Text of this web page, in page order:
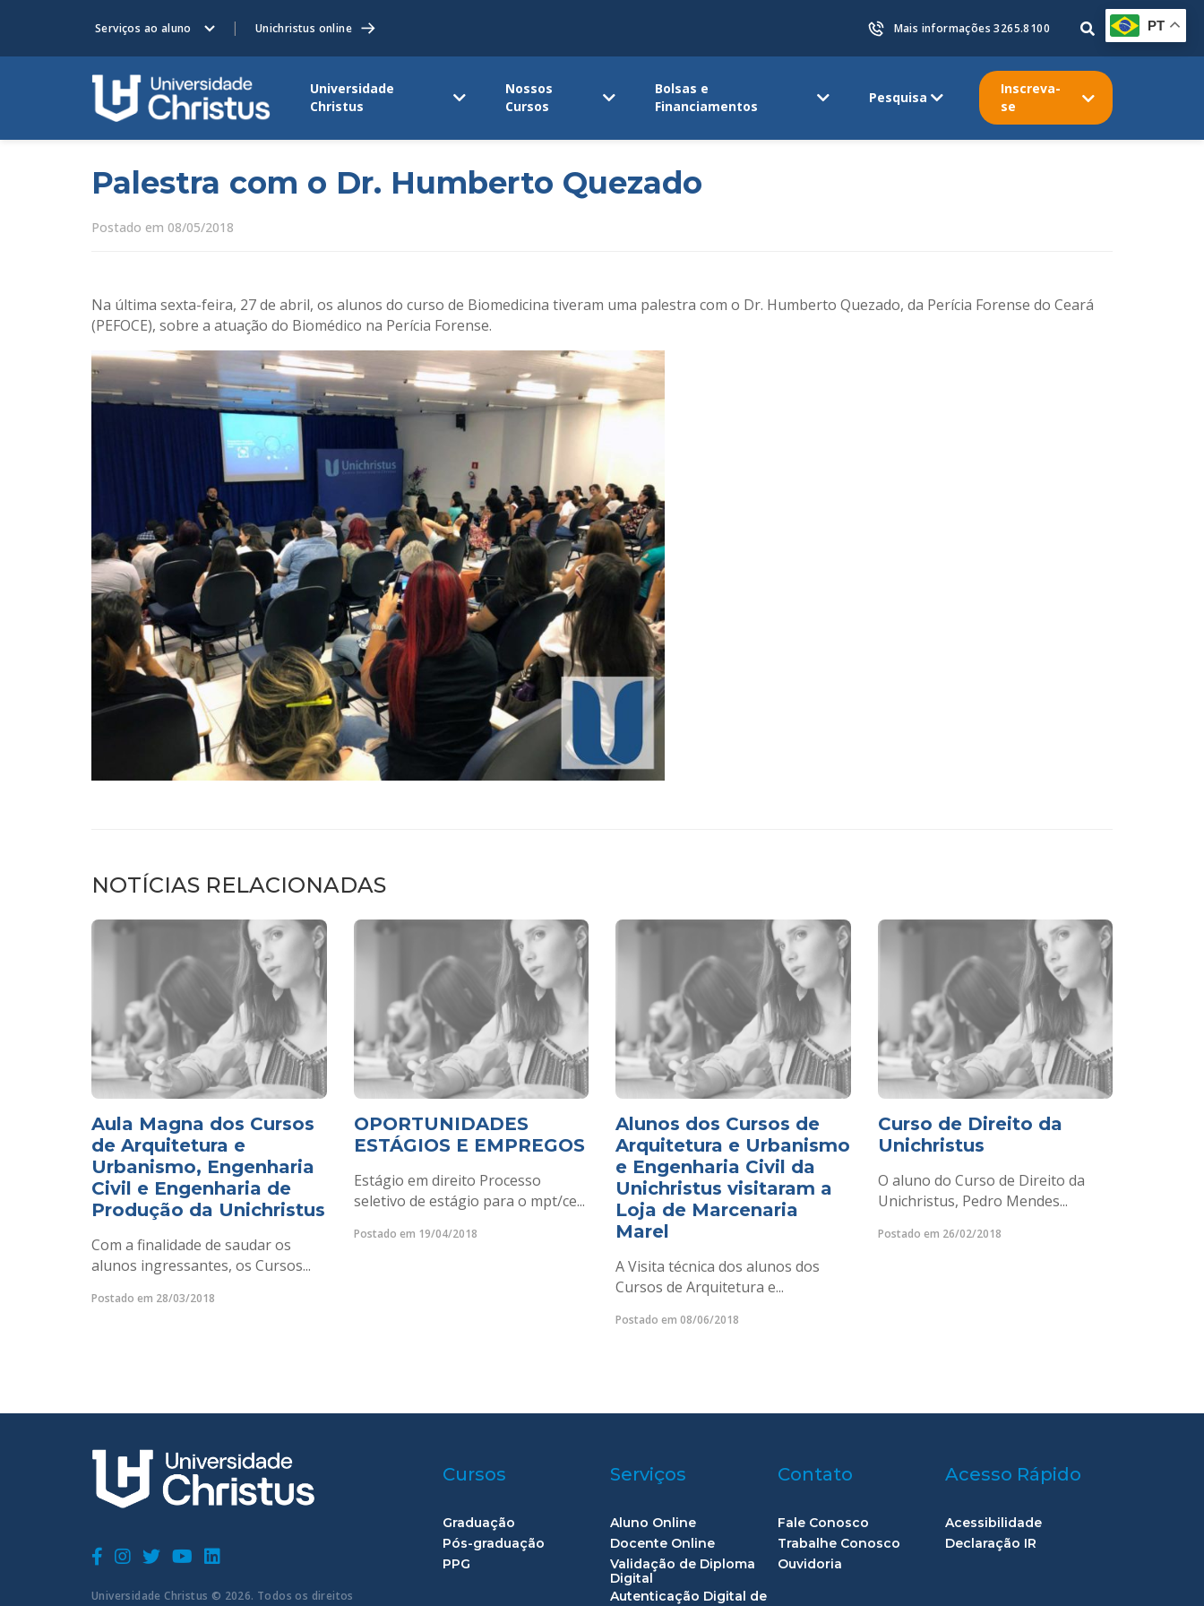
Serviços ao aluno Unichristus online Mais informações 3265.8100
Universidade
Christus
Nossos
Cursos
Bolsas e
Financiamentos
Pesquisa
Inscreva-
se
Palestra com o Dr. Humberto Quezado
Postado em 08/05/2018
Na última sexta-feira, 27 de abril, os alunos do curso de Biomedicina tiveram uma palestra com o Dr. Humberto Quezado, da Perícia Forense do Ceará
(PEFOCE), sobre a atuação do Biomédico na Perícia Forense.
NOTÍCIAS RELACIONADAS
Aula Magna dos Cursos
de Arquitetura e
Urbanismo, Engenharia
Civil e Engenharia de
Produção da Unichristus
Com a finalidade de saudar os
alunos ingressantes, os Cursos...
Postado em 28/03/2018
OPORTUNIDADES
ESTÁGIOS E EMPREGOS
Estágio em direito Processo
seletivo de estágio para o mpt/ce...
Postado em 19/04/2018
Alunos dos Cursos de
Arquitetura e Urbanismo
e Engenharia Civil da
Unichristus visitaram a
Loja de Marcenaria
Marel
A Visita técnica dos alunos dos
Cursos de Arquitetura e...
Postado em 08/06/2018
Curso de Direito da
Unichristus
O aluno do Curso de Direito da
Unichristus, Pedro Mendes...
Postado em 26/02/2018
Universidade Christus © 2026. Todos os direitos
Cursos
Graduação
Pós-graduação
PPG
Serviços
Aluno Online
Docente Online
Validação de Diploma
Digital
Autenticação Digital de
Contato
Fale Conosco
Trabalhe Conosco
Ouvidoria
Acesso Rápido
Acessibilidade
Declaração IR
PT